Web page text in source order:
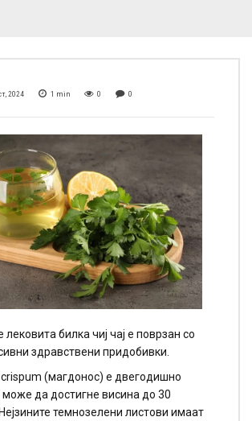
2024 1 min 0 0
билка чиј чај е поврзан со
здравствени придобивки.
(магдонос) е двегодишно
може да достигне висина до 30
темнозелени листови имаат